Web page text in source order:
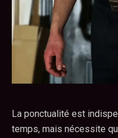
La ponctualité est
temps, mais nécessite